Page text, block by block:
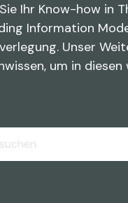
Ihr Know-how in
Information
Unser
um in